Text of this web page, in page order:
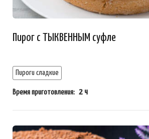
Пирог с ТЫКВЕННЫМ суфле
Пироги сладкие
Время приготовления: 2 ч